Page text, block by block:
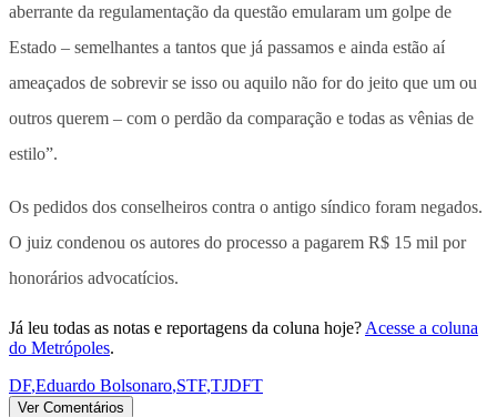
aberrante da regulamentação da questão emularam um golpe de
Estado – semelhantes a tantos que já passamos e ainda estão aí
ameaçados de sobrevir se isso ou aquilo não for do jeito que um ou
outros querem – com o perdão da comparação e todas as vênias de
estilo”.
Os pedidos dos conselheiros contra o antigo síndico foram negados.
O juiz condenou os autores do processo a pagarem R$ 15 mil por
honorários advocatícios.
Já leu todas as notas e reportagens da coluna hoje? Acesse a coluna
do Metrópoles.
DF,Eduardo Bolsonaro,STF,TJDFT
Ver Comentários